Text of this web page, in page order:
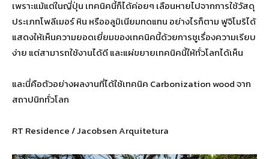
เพราะแม้แต่ในญี่ปุ่น เทคนิคนี้ก็ได้ค่อยๆ เลือนหายไปจากการใช้วัสดุ
ประเภทโพลีเมอร์ หิน หรืออลูมิเนียมทดแทน อย่างไรก็ตาม ฟูจิโมริได้
แสดงให้เห็นความยอดเยี่ยมของเทคนิคนี้ด้วยการชูเรื่องความเรียบ
ง่าย แต่สามารถใช้งานได้ดี และแผ่ขยายเทคนิคนี้ให้ทั่วโลกได้เห็น
และนี่คือตัวอย่างผลงานที่ได้ใช้เทคนิค Carbonization wood จาก
สถาปนิกทั่วโลก
RT Residence / Jacobsen Arquitetura